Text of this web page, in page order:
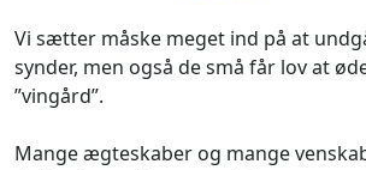
Vi sætter måske meget ind på at
synder, men også de små får lov at
”vingård”.
Mange ægteskaber og mange